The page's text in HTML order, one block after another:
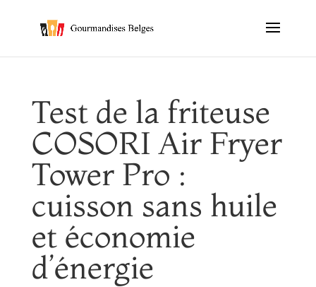
Test de la friteuse
COSORI Air Fryer
Tower Pro :
cuisson sans huile
et économie
d’énergie